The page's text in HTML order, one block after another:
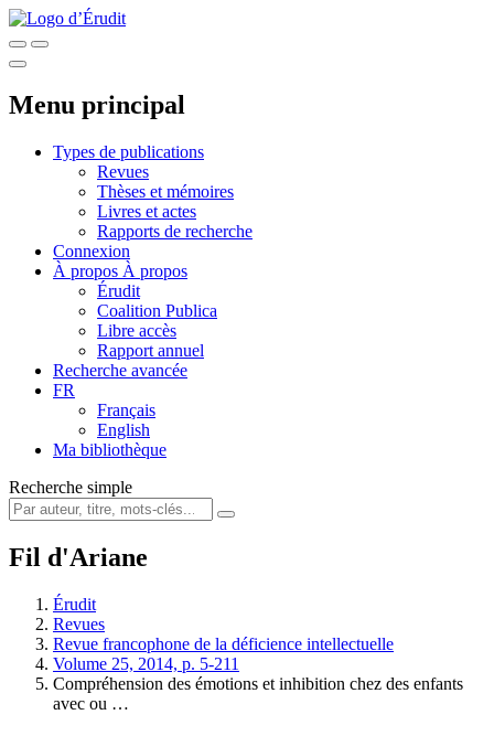
Menu principal
Types de publications
Revues
Thèses et mémoires
Livres et actes
Rapports de recherche
Connexion
À propos À propos
Érudit
Coalition Publica
Libre accès
Rapport annuel
Recherche avancée
FR
Français
English
Ma bibliothèque
Recherche simple
Fil d'Ariane
Érudit
Revues
Revue francophone de la déficience intellectuelle
Volume 25, 2014, p. 5-211
Compréhension des émotions et inhibition chez des enfants
avec ou …